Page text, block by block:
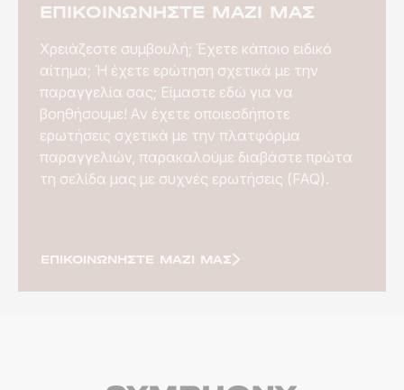
ΕΠΙΚΟΙΝΩΝΉΣΤΕ ΜΑΖΊ ΜΑΣ
Χρειάζεστε συμβουλή; Έχετε κάποιο ειδικό
αίτημα; Ή έχετε ερώτηση σχετικά με την
παραγγελία σας; Είμαστε εδώ για να
βοηθήσουμε! Αν έχετε οποιεσδήποτε
ερωτήσεις σχετικά με την πλατφόρμα
παραγγελιών, παρακαλούμε διαβάστε πρώτα
τη σελίδα μας με συχνές ερωτήσεις (FAQ).
ΕΠΙΚΟΙΝΩΝΉΣΤΕ ΜΑΖΊ ΜΑΣ